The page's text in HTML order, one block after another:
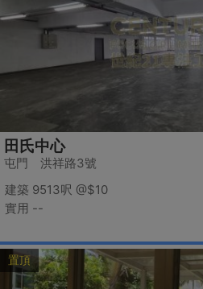
田氏中心
屯門 洪祥路3號
建築 9513呎 @$10
實用 --
置頂